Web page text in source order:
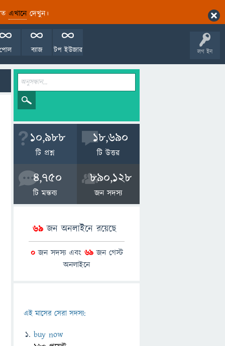
এখানেদেখুন।
লগ ইন
টপ ইউজার
ব্যাজ
পোল
10,988
টি প্রশ্ন
18,690
টি উত্তর
4,750
টি মন্তব্য
890,128
জন সদস্য
69 জন অনলাইনে রয়েছে
0জন সদস্য এবং 69জন গেস্ট
অনলাইনে
এই মাসের সেরা সদস্য:
buy now